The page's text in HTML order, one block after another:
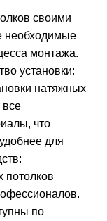
своими
необходимые
монтажа.
установки:
натяжных
все
что
для
потолков
по